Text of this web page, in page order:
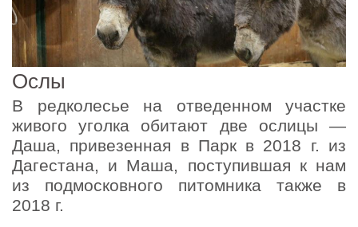
Ослы
В редколесье на отведенном участке
живого уголка обитают две ослицы —
Даша, привезенная в Парк в 2018 г. из
Дагестана, и Маша, поступившая к нам
из подмосковного питомника также в
2018 г.